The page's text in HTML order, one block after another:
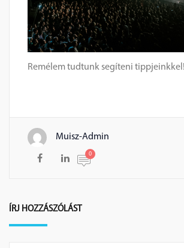
Remélem tudtunk segíteni tippjeinkkel!
Muisz-Admin
0
ÍRJ HOZZÁSZÓLÁST